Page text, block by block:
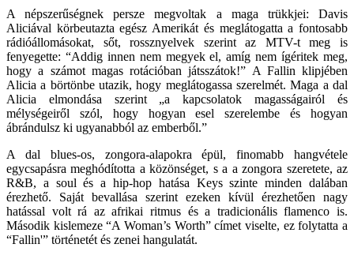
A népszerűségnek persze megvoltak a maga trükkjei: Davis
Aliciával körbeutazta egész Amerikát és meglátogatta a fontosabb
rádióállomásokat, sőt, rossznyelvek szerint az MTV-t meg is
fenyegette: “Addig innen nem megyek el, amíg nem ígéritek meg,
hogy a számot magas rotációban játsszátok!” A Fallin klipjében
Alicia a börtönbe utazik, hogy meglátogassa szerelmét. Maga a dal
Alicia elmondása szerint „a kapcsolatok magasságairól és
mélységeiről szól, hogy hogyan esel szerelembe és hogyan
ábrándulsz ki ugyanabból az emberből.”
A dal blues-os, zongora-alapokra épül, finomabb hangvétele
egycsapásra meghódította a közönséget, s a a zongora szeretete, az
R&B, a soul és a hip-hop hatása Keys szinte minden dalában
érezhető. Saját bevallása szerint ezeken kívül érezhetően nagy
hatással volt rá az afrikai ritmus és a tradicionális flamenco is.
Második kislemeze “A Woman’s Worth” címet viselte, ez folytatta a
“Fallin'” történetét és zenei hangulatát.